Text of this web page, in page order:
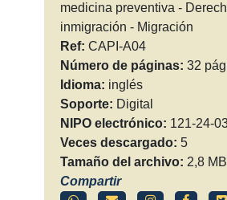
medicina preventiva -
inmigración - Migración
Ref: CAPI-A04
Número de páginas: 32
Idioma: inglés
Soporte: Digital
NIPO electrónico: 121-24-
Veces descargado: 5
Tamaño del archivo: 2,8 MB
Compartir